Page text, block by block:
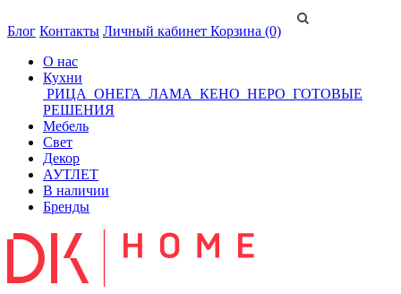
Блог Контакты Личный кабинет Корзина (0)
О нас
Кухни
РИЦА ОНЕГА ЛАМА КЕНО НЕРО ГОТОВЫЕ
РЕШЕНИЯ
Мебель
Свет
Декор
АУТЛЕТ
В наличии
Бренды